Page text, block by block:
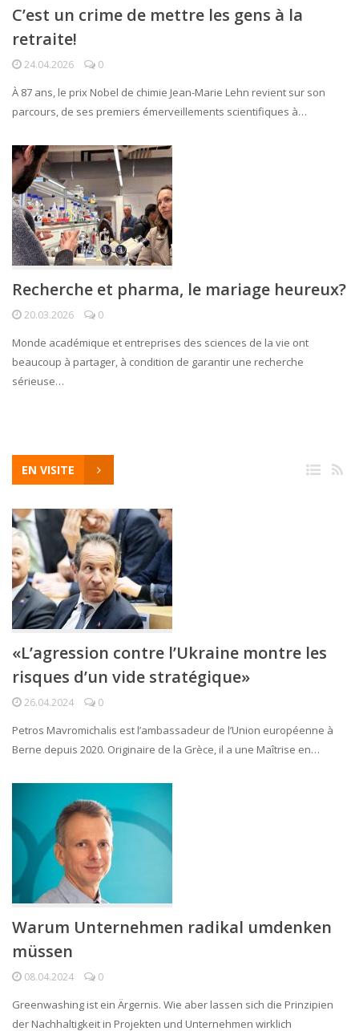
C’est un crime de mettre les gens à la
retraite!
24.04.2026 0
À 87 ans, le prix Nobel de chimie Jean-Marie Lehn revient sur son
parcours, de ses premiers émerveillements scientifiques à…
Recherche et pharma, le mariage heureux?
20.03.2026 0
Monde académique et entreprises des sciences de la vie ont
beaucoup à partager, à condition de garantir une recherche
sérieuse…
EN VISITE
«L’agression contre l’Ukraine montre les
risques d’un vide stratégique»
26.04.2024 0
Petros Mavromichalis est l’ambassadeur de l’Union européenne à
Berne depuis 2020. Originaire de la Grèce, il a une Maîtrise en…
Warum Unternehmen radikal umdenken
müssen
08.04.2024 0
Greenwashing ist ein Ärgernis. Wie aber lassen sich die Prinzipien
der Nachhaltigkeit in Projekten und Unternehmen wirklich